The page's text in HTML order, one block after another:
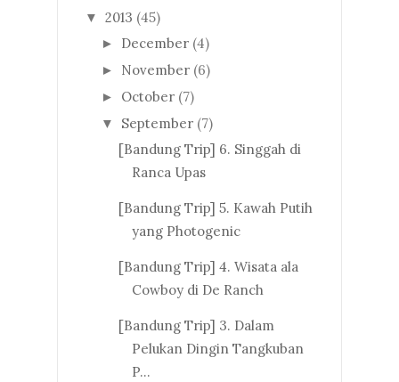
▼ 2013 (45)
► December (4)
► November (6)
► October (7)
▼ September (7)
[Bandung Trip] 6. Singgah di
Ranca Upas
[Bandung Trip] 5. Kawah Putih
yang Photogenic
[Bandung Trip] 4. Wisata ala
Cowboy di De Ranch
[Bandung Trip] 3. Dalam
Pelukan Dingin Tangkuban
P...